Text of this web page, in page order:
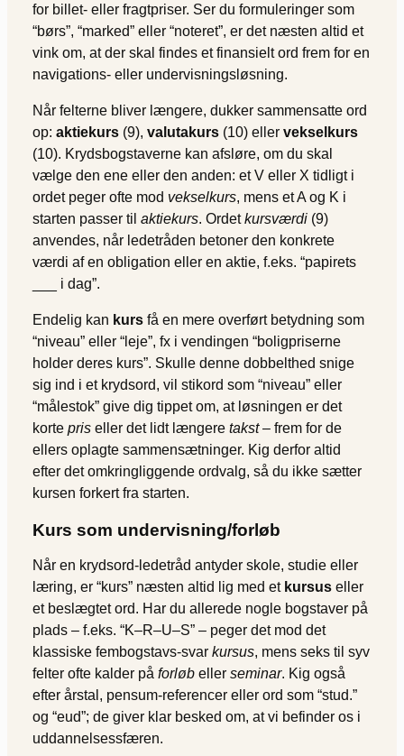
for billet- eller fragtpriser. Ser du formuleringer som
“børs”, “marked” eller “noteret”, er det næsten altid et
vink om, at der skal findes et finansielt ord frem for en
navigations- eller undervisningsløsning.
Når felterne bliver længere, dukker sammensatte ord
op: aktiekurs (9), valutakurs (10) eller vekselkurs
(10). Krydsbogstaverne kan afsløre, om du skal
vælge den ene eller den anden: et V eller X tidligt i
ordet peger ofte mod vekselkurs, mens et A og K i
starten passer til aktiekurs. Ordetkursværdi (9)
anvendes, når ledetråden betoner den konkrete
værdi af en obligation eller en aktie, f.eks. “papirets
___ i dag”.
Endelig kan kurs få en mere overført betydning som
“niveau” eller “leje”, fx i vendingen “boligpriserne
holder deres kurs”. Skulle denne dobbelthed snige
sig ind i et krydsord, vil stikord som “niveau” eller
“målestok” give dig tippet om, at løsningen er det
korte pris eller det lidt længere takst– frem for de
ellers oplagte sammensætninger. Kig derfor altid
efter det omkringliggende ordvalg, så du ikke sætter
kursen forkert fra starten.
Kurs som undervisning/forløb
Når en krydsord-ledetråd antyder skole, studie eller
læring, er “kurs” næsten altid lig med et kursus eller
et beslægtet ord. Har du allerede nogle bogstaver på
plads – f.eks. “K‒R‒U‒S” – peger det mod det
klassiske fembogstavs-svar kursus, mens seks til syv
felter ofte kalder på forløb eller seminar. Kig også
efter årstal, pensum-referencer eller ord som “stud.”
og “eud”; de giver klar besked om, at vi befinder os i
uddannelsessfæren.